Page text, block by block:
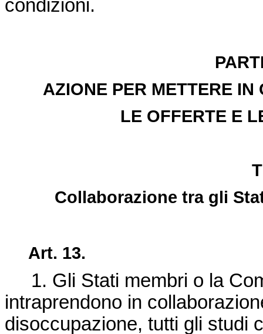
condizioni.
AZIONE PER METTERE IN
LE OFFERTE E
Collaborazione tra gli
Art. 13.
1. Gli Stati membri o la
intraprendono in
disoccupazione, tutti gli studi